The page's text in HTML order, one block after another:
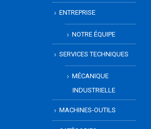
ENTREPRISE
NOTRE ÉQUIPE
SERVICES TECHNIQUES
MÉCANIQUE
INDUSTRIELLE
MACHINES-OUTILS